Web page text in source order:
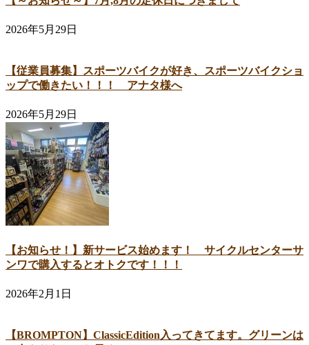
2026年5月29日
【従業員募集】スポーツバイクが好き、スポーツバイクショ
ップで働きたい！！！ アナタ様へ
2026年5月29日
【お知らせ！】新サービス始めます！ サイクルセンターサ
ンワで購入するとオトクです！！！
2026年2月1日
【BROMPTON】ClassicEdition入ってきてます。グリーンは